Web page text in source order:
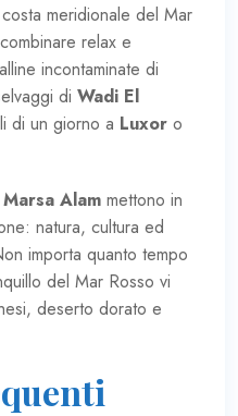
meridionale del Mar
relax e
incontaminate di
di Wadi El
di un giorno a Luxor o
Alam mettono in
natura, cultura ed
importa quanto tempo
del Mar Rosso vi
deserto dorato e